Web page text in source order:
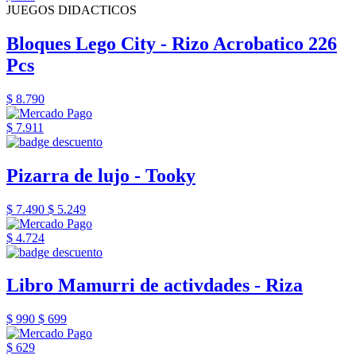
JUEGOS DIDACTICOS
Bloques Lego City - Rizo Acrobatico 226
Pcs
$ 8.790
$ 7.911
Pizarra de lujo - Tooky
$ 7.490 $ 5.249
$ 4.724
Libro Mamurri de activdades - Riza
$ 990 $ 699
$ 629